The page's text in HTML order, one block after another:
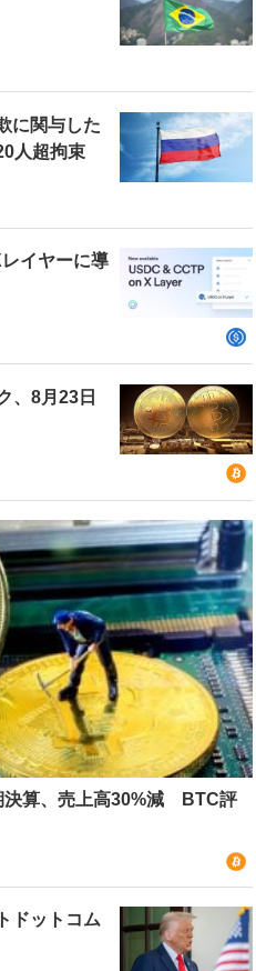
に関与した
人超拘束
イヤーに導
、8月23日
決算、売上高30%減 BTC評
ドットコム